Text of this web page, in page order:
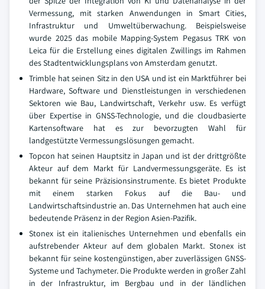
Vermessung, mit starken Anwendungen in Smart Cities,
Infrastruktur und Umweltüberwachung. Beispielsweise
wurde 2025 das mobile Mapping-System Pegasus TRK von
Leica für die Erstellung eines digitalen Zwillings im Rahmen
des Stadtentwicklungsplans von Amsterdam genutzt.
Trimble hat seinen Sitz in den USA und ist ein Marktführer bei
Hardware, Software und Dienstleistungen in verschiedenen
Sektoren wie Bau, Landwirtschaft, Verkehr usw. Es verfügt
über Expertise in GNSS-Technologie, und die cloudbasierte
Kartensoftware hat es zur bevorzugten Wahl für
landgestützte Vermessungslösungen gemacht.
Topcon hat seinen Hauptsitz in Japan und ist der drittgrößte
Akteur auf dem Markt für Landvermessungsgeräte. Es ist
bekannt für seine Präzisionsinstrumente. Es bietet Produkte
mit einem starken Fokus auf die Bau- und
Landwirtschaftsindustrie an. Das Unternehmen hat auch eine
bedeutende Präsenz in der Region Asien-Pazifik.
Stonex ist ein italienisches Unternehmen und ebenfalls ein
aufstrebender Akteur auf dem globalen Markt. Stonex ist
bekannt für seine kostengünstigen, aber zuverlässigen GNSS-
Systeme und Tachymeter. Die Produkte werden in großer Zahl
in der Infrastruktur, im Bergbau und in der ländlichen